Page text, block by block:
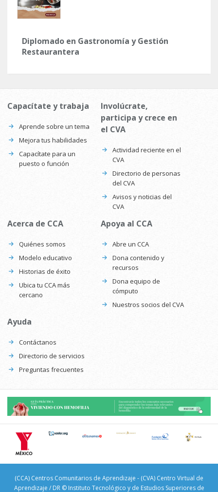
Diplomado en Gastronomía y Gestión
Restaurantera
Capacítate y trabaja
Aprende sobre un tema
Mejora tus habilidades
Capacítate para un
puesto o función
Involúcrate,
participa y crece en
el CVA
Actividad reciente en el
CVA
Directorio de personas
del CVA
Avisos y noticias del
CVA
Acerca de CCA
Quiénes somos
Modelo educativo
Historias de éxito
Ubica tu CCA más
cercano
Apoya al CCA
Abre un CCA
Dona contenido y
recursos
Dona equipo de
cómputo
Nuestros socios del CVA
Ayuda
Contáctanos
Directorio de servicios
Preguntas frecuentes
(CCA) Centros Comunitarios de Aprendizaje - (CVA) Centro Virtual de
Aprendizaje / DR © Instituto Tecnológico y de Estudios Superiores de